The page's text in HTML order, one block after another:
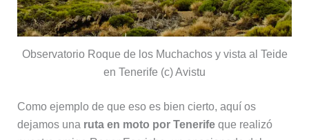
Observatorio Roque de los Muchachos y vista al Teide
en Tenerife (c) Avistu
Como ejemplo de que eso es bien cierto, aquí os
dejamos una ruta en moto por Tenerifeque realizó